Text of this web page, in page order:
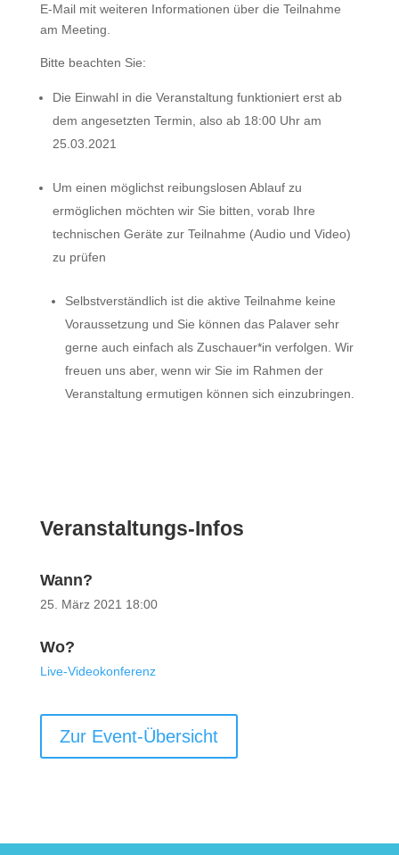
E-Mail mit weiteren Informationen über die Teilnahme
am Meeting.
Bitte beachten Sie:
Die Einwahl in die Veranstaltung funktioniert erst ab
dem angesetzten Termin, also ab 18:00 Uhr am
25.03.2021
Um einen möglichst reibungslosen Ablauf zu
ermöglichen möchten wir Sie bitten, vorab Ihre
technischen Geräte zur Teilnahme (Audio und Video)
zu prüfen
Selbstverständlich ist die aktive Teilnahme keine
Voraussetzung und Sie können das Palaver sehr
gerne auch einfach als Zuschauer*in verfolgen. Wir
freuen uns aber, wenn wir Sie im Rahmen der
Veranstaltung ermutigen können sich einzubringen.
Veranstaltungs-Infos
Wann?
25. März 2021 18:00
Wo?
Live-Videokonferenz
Zur Event-Übersicht